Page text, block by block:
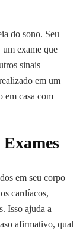
do sono. Seu
exame que
sinais
em um
em casa com
em seu corpo
cardíacos,
Isso ajuda a
afirmativo, qual